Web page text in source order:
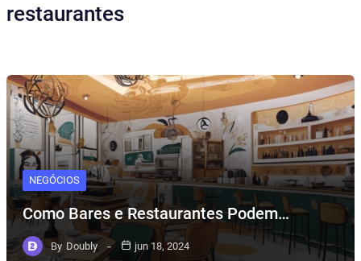
restaurantes
NEGÓCIOS
Como Bares e Restaurantes Podem…
By Doubly jun 18, 2024